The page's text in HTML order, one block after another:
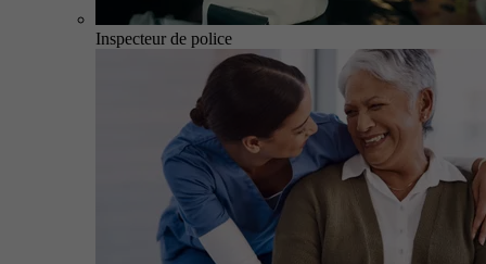
Inspecteur de police